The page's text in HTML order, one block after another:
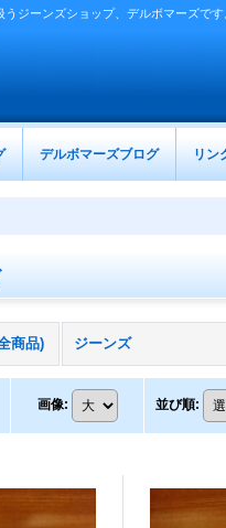
ジーンズショップ、デルボマーズです
デルボマーズブログ リン
商品) ジーンズ
画像: 並び順: